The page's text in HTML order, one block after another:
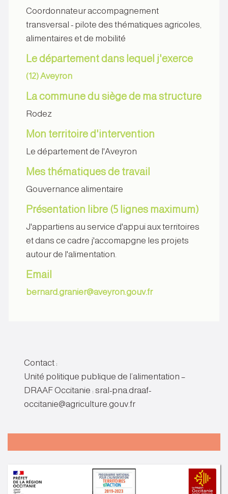
Coordonnateur accompagnement
transversal - pilote des thématiques agricoles,
alimentaires et de mobilité
Le département dans lequel j'exerce
(12) Aveyron
La commune du siège de ma structure
Rodez
Mon territoire d'intervention
Le département de l'Aveyron
Mes thématiques de travail
Gouvernance alimentaire
Présentation libre (5 lignes maximum)
J'appartiens au service d'appui aux territoires
et dans ce cadre j'accomapgne les projets
autour de l'alimentation.
Email
bernard.granier@aveyron.gouv.fr
Contact :
Unité politique publique de l’alimentation –
DRAAF Occitanie : sral-pna.draaf-
occitanie@agriculture.gouv.fr